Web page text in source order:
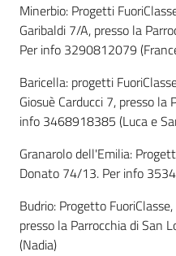
Minerbio: Progetti
Garibaldi 7/A, presso la
Per info 3290812079
Baricella: progetti
Giosuè Carducci 7, presso
info 3468918385 (Luca e
Granarolo dell'Emilia:
Donato 74/13. Per info
Budrio: Progetto
presso la Parrocchia di San
(Nadia)